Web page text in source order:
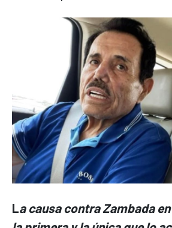
La causa contra Zambada